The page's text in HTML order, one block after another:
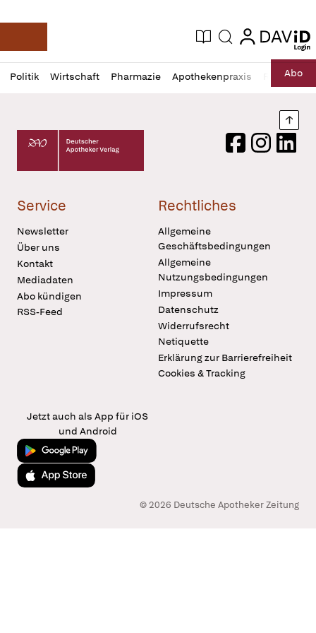
Deutsche Apotheker Zeitung
Aktuelle Ausgabe
Suche login
login
Politik Wirtschaft Pharmazie Apothekenpraxis RechtAbo
Profil
öffnen
Daz
Pur
Deutscher Apotheker Verlag Logo
FacebookInstagram
Service
Newsletter
Über uns
Kontakt
Mediadaten
Abo kündigen
RSS-Feed
Rechtliches
Allgemeine
Geschäftsbedingungen
Allgemeine
Nutzungsbedingungen
Impressum
Datenschutz
Widerrufsrecht
Netiquette
Erklärung zur Barrierefreiheit
Cookies & Tracking
Jetzt auch als App für iOS
und Android
Jetzt bei Google Play
Laden im App Store
© 2026 Deutsche Apotheker Zeitung